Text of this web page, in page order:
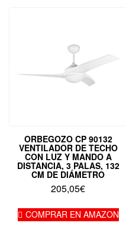
ORBEGOZO CP 90132
VENTILADOR DE TECHO
CON LUZ Y MANDO A
DISTANCIA, 3 PALAS, 132
CM DE DIÁMETRO
205,05€
COMPRAR EN AMAZON